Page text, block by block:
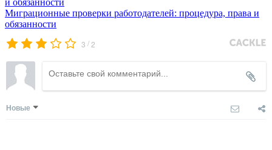
Миграционные проверки работодателей: процедура, права и
обязанности
3 /2
Новые